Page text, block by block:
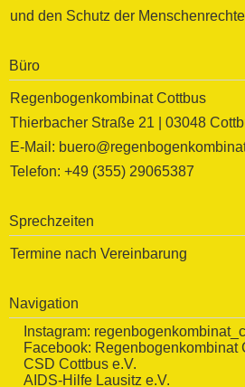
und den Schutz der
Büro
Regenbogenkombinat Cottbus
Thierbacher Straße 21 | 03048
E-Mail:
Telefon: +49 (355) 29065387
Sprechzeiten
Termine nach Vereinbarung
Navigation
Instagram:
Facebook: Regenbogenkombinat
CSD Cottbus e.V.
AIDS-Hilfe Lausitz e.V.